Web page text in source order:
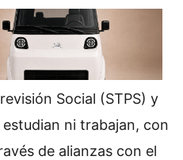
Social (STPS) y
ni trabajan, con
de alianzas con el